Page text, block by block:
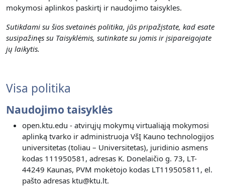
mokymosi aplinkos paskirtį ir naudojimo taisykles.
Sutikdami su šios svetainės politika, jūs pripažįstate, kad esate
susipažinęs su Taisyklėmis, sutinkate su jomis ir įsipareigojate
jų laikytis.
Visa politika
Naudojimo taisyklės
open.ktu.edu - atvirųjų mokymų virtualiąją mokymosi
aplinką tvarko ir administruoja VšĮ Kauno technologijos
universitetas (toliau – Universitetas), juridinio asmens
kodas 111950581, adresas K. Donelaičio g. 73, LT-
44249 Kaunas, PVM mokėtojo kodas LT119505811, el.
pašto adresas ktu@ktu.lt.